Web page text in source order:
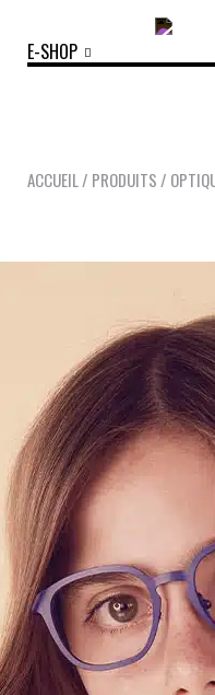
NOTRE HISTOIRE
NOUS CONTACTER
E-SHOP
ACCUEIL / PRODUITS /